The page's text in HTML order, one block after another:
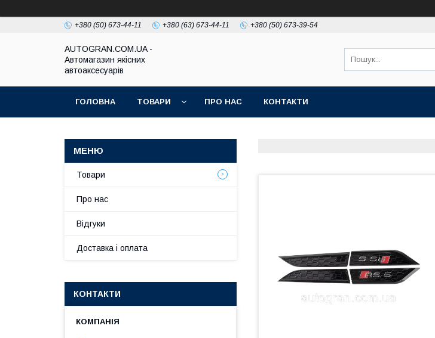
+380 (50) 673-44-11 +380 (63) 673-44-11 +380 (50) 673-39-54
AUTOGRAN.COM.UA -
Автомагазин якісних
автоаксесуарів
ГОЛОВНА ТОВАРИ ПРО НАС КОНТАКТИ
Товари
Про нас
Відгуки
Доставка і оплата
КОНТАКТИ